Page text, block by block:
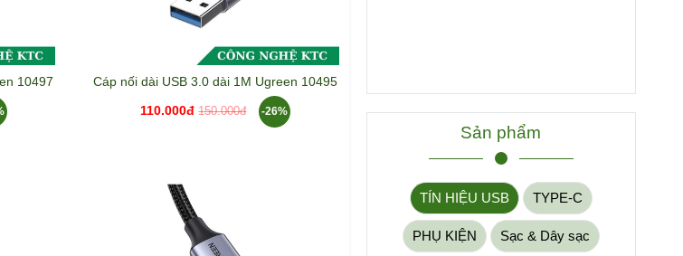
10497 Cáp nối dài USB 3.0 dài 1M Ugreen 10495
110.000đ 150.000đ -26%
Sản phẩm
TÍN HIỆU USB TYPE-C
PHỤ KIỆN Sạc & Dây sạc